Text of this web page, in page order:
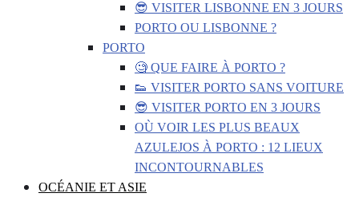
😎 VISITER LISBONNE EN 3 JOURS
PORTO OU LISBONNE ?
PORTO
🧐 QUE FAIRE À PORTO ?
👟 VISITER PORTO SANS VOITURE
😎 VISITER PORTO EN 3 JOURS
OÙ VOIR LES PLUS BEAUX
AZULEJOS À PORTO : 12 LIEUX
INCONTOURNABLES
OCÉANIE ET ASIE